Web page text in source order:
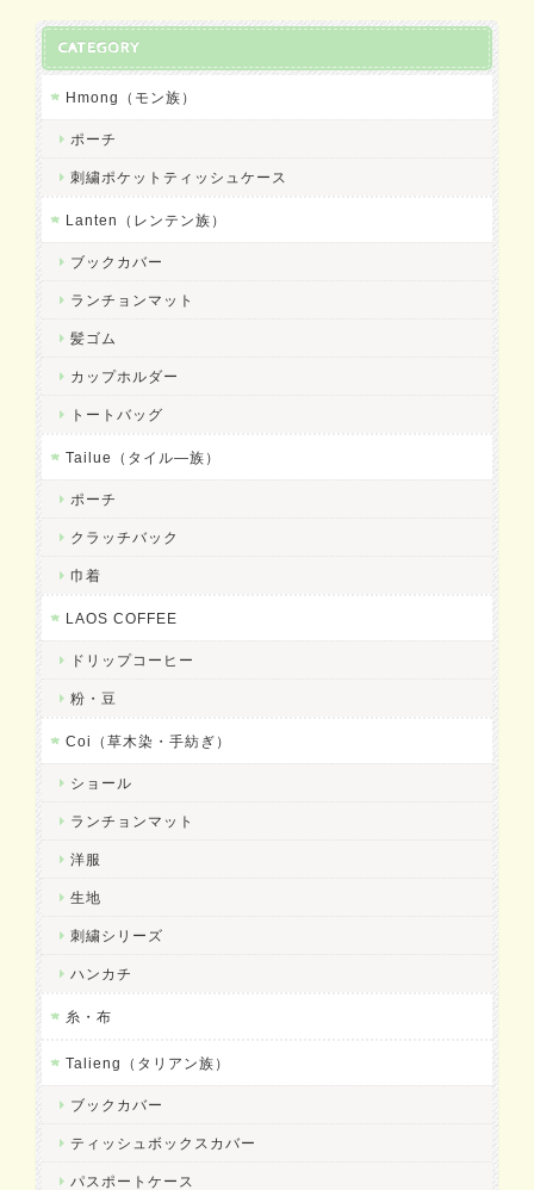
CATEGORY
Hmong（モン族）
ポーチ
刺繍ポケットティッシュケース
Lanten（レンテン族）
ブックカバー
ランチョンマット
髪ゴム
カップホルダー
トートバッグ
Tailue（タイル―族）
ポーチ
クラッチバック
巾着
LAOS COFFEE
ドリップコーヒー
粉・豆
Coi（草木染・手紡ぎ）
ショール
ランチョンマット
洋服
生地
刺繍シリーズ
ハンカチ
糸・布
Talieng（タリアン族）
ブックカバー
ティッシュボックスカバー
パスポートケース